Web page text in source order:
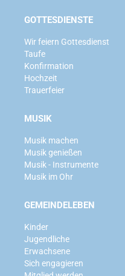
GOTTESDIENSTE
Wir feiern Gottesdienst
Taufe
Konfirmation
Hochzeit
Trauerfeier
MUSIK
Musik machen
Musik genießen
Musik - Instrumente
Musik im Ohr
GEMEINDELEBEN
Kinder
Jugendliche
Erwachsene
Sich engagieren